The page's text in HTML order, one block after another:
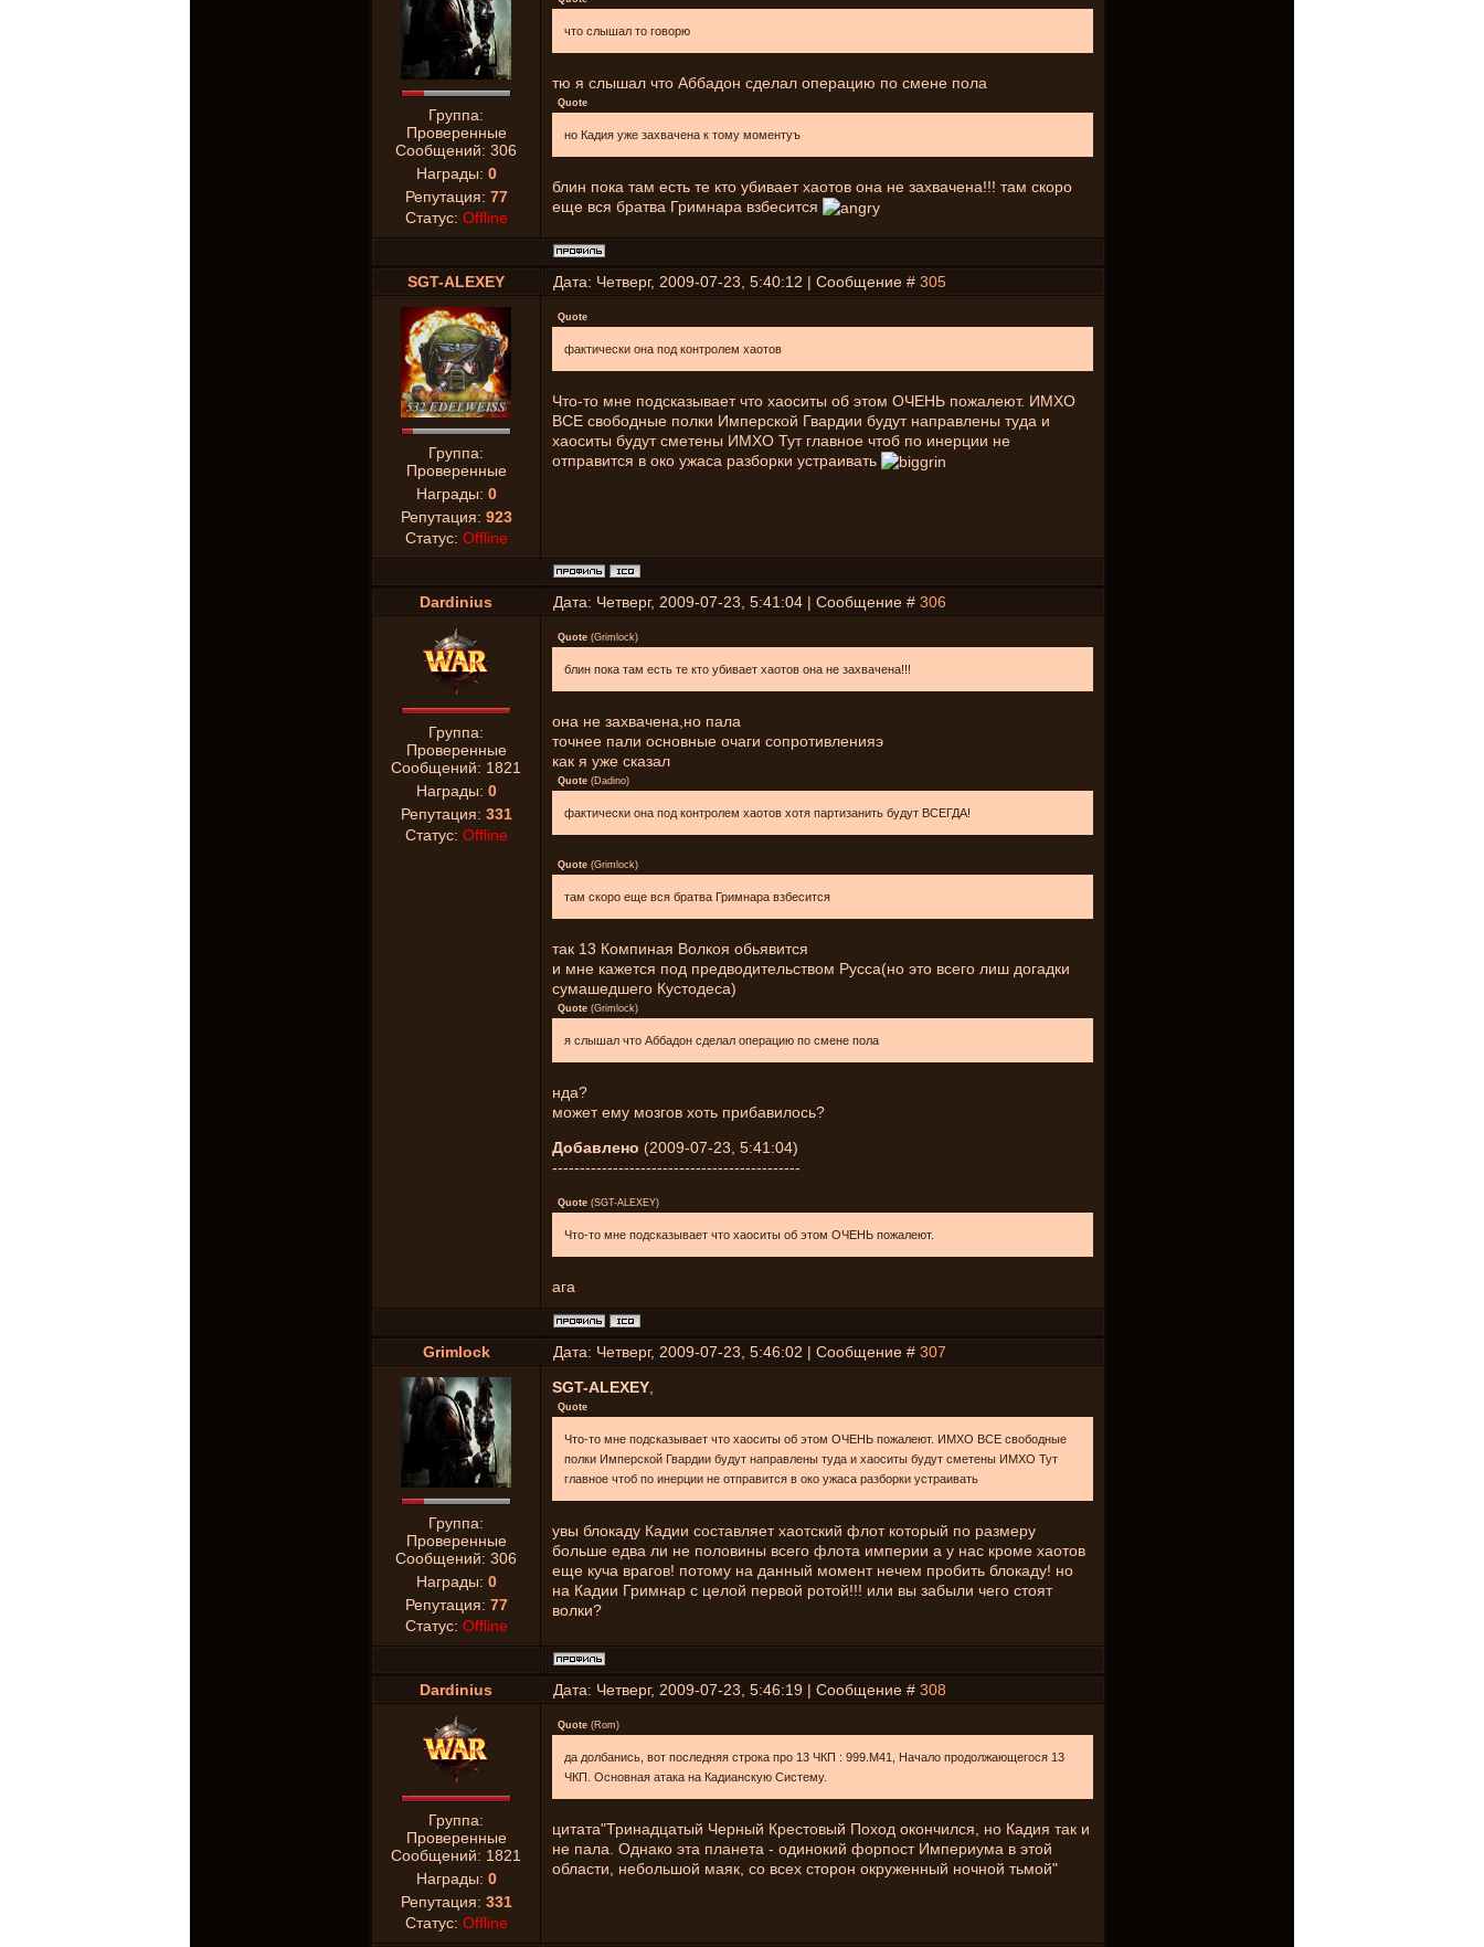
Группа:
Проверенные
Сообщений: 306
Награды: 0
Репутация: 77
Статус: Offline
что слышал то говорю
тю я слышал что Аббадон сделал операцию по смене пола
Quote
но Кадия уже захвачена к тому моментуъ
блин пока там есть те кто убивает хаотов она не захвачена!!! там скоро
еще вся братва Гримнара взбесится
SGT-ALEXEY Дата: Четверг, 2009-07-23, 5:40:12 | Сообщение # 305
Группа:
Проверенные
Награды: 0
Репутация: 923
Статус: Offline
Quote
фактически она под контролем хаотов
Что-то мне подсказывает что хаоситы об этом ОЧЕНЬ пожалеют. ИМХО
ВСЕ свободные полки Имперской Гвардии будут направлены туда и
хаоситы будут сметены ИМХО Тут главное чтоб по инерции не
отправится в око ужаса разборки устраивать
Dardinius Дата: Четверг, 2009-07-23, 5:41:04 | Сообщение # 306
Группа:
Проверенные
Сообщений: 1821
Награды: 0
Репутация: 331
Статус: Offline
Quote (Grimlock)
блин пока там есть те кто убивает хаотов она не захвачена!!!
она не захвачена,но пала
точнее пали основные очаги сопротивленияэ
как я уже сказал
Quote (Dadino)
фактически она под контролем хаотов хотя партизанить будут ВСЕГДА!
Quote (Grimlock)
там скоро еще вся братва Гримнара взбесится
так 13 Компиная Волкоя обьявится
и мне кажется под предводительством Русса(но это всего лиш догадки
сумашедшего Кустодеса)
Quote (Grimlock)
я слышал что Аббадон сделал операцию по смене пола
нда?
может ему мозгов хоть прибавилось?
Добавлено (2009-07-23, 5:41:04)
---------------------------------------------
Quote (SGT-ALEXEY)
Что-то мне подсказывает что хаоситы об этом ОЧЕНЬ пожалеют.
ага
Grimlock Дата: Четверг, 2009-07-23, 5:46:02 | Сообщение # 307
Группа:
Проверенные
Сообщений: 306
Награды: 0
Репутация: 77
Статус: Offline
SGT-ALEXEY
Quote
Что-то мне подсказывает что хаоситы об этом ОЧЕНЬ пожалеют. ИМХО ВСЕ свободные
полки Имперской Гвардии будут направлены туда и хаоситы будут сметены ИМХО Тут
главное чтоб по инерции не отправится в око ужаса разборки устраивать
увы блокаду Кадии составляет хаотский флот который по размеру
больше едва ли не половины всего флота империи а у нас кроме хаотов
еще куча врагов! потому на данный момент нечем пробить блокаду! но
на Кадии Гримнар с целой первой ротой!!! или вы забыли чего стоят
волки?
Dardinius Дата: Четверг, 2009-07-23, 5:46:19 | Сообщение # 308
Группа:
Проверенные
Сообщений: 1821
Награды: 0
Репутация: 331
Статус: Offline
Quote (Rom)
да долбанись, вот последняя строка про 13 ЧКП : 999.M41, Начало продолжающегося 13
ЧКП. Основная атака на Кадианскую Систему.
цитата"Тринадцатый Черный Крестовый Поход окончился, но Кадия так и
не пала. Однако эта планета - одинокий форпост Империума в этой
области, небольшой маяк, со всех сторон окруженный ночной тьмой"